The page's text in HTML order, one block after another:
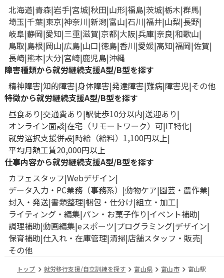
北海道 青森 岩手 宮城 秋田 山形 福島 茨城 栃木 群馬
埼玉 千葉 東京 神奈川 新潟 富山 石川 福井 山梨 長野
岐阜 静岡 愛知 三重 滋賀 京都 大阪 兵庫 奈良 和歌山
鳥取 島根 岡山 広島 山口 徳島 香川 愛媛 高知 福岡 佐賀
長崎 熊本 大分 宮崎 鹿児島 沖縄
障害種類から就労継続支援A型/B型を探す
精神障害 知的障害 身体障害 発達障害 難病 障害児 その他
特徴から就労継続支援A型/B型を探す
昼食あり 交通費あり 駅徒歩10分以内 送迎あり
オンライン面談 在宅（リモートワーク）可 IT特化
就労選択支援併設 時給（給料）1,100円以上
平均月額工賃20,000円以上
仕事内容から就労継続支援A型/B型を探す
カフェスタッフ Webデザイン
データ入力・PC業務（事務系）
動物ケア 園芸・農作業
封入・発送 書類整理 梱包・仕分け 組立・加工
ライティング・編集 パン・お菓子作り イベント補助
調理補助 動画編集 eスポーツ プログラミング デザイン
保育補助 仕入れ・在庫管理 清掃 店舗スタッフ・販売
その他
トップ 就労移行支援/自立訓練を探す 富山県 富山市 富山駅